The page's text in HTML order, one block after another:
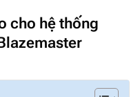
cho hệ thống